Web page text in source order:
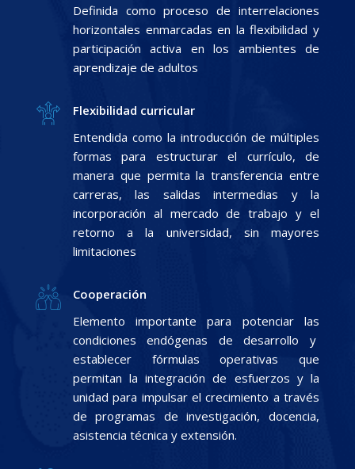
Definida como proceso de interrelaciones
horizontales enmarcadas en la flexibilidad y
participación activa en los ambientes de
aprendizaje de adultos
Flexibilidad curricular
Entendida como la introducción de múltiples
formas para estructurar el currículo, de
manera que permita la transferencia entre
carreras, las salidas intermedias y la
incorporación al mercado de trabajo y el
retorno a la universidad, sin mayores
limitaciones
Cooperación
Elemento importante para potenciar las
condiciones endógenas de desarrollo y
establecer fórmulas operativas que
permitan la integración de esfuerzos y la
unidad para impulsar el crecimiento a través
de programas de investigación, docencia,
asistencia técnica y extensión.